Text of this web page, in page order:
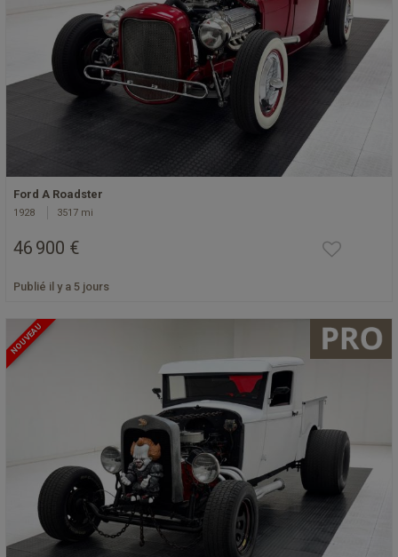
Ford A Roadster
1928 3517 mi
46 900 €
Publié il y a 5 jours
NOUVEAU